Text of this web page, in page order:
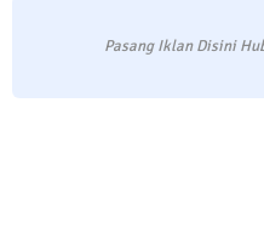
Pasang Iklan Disini